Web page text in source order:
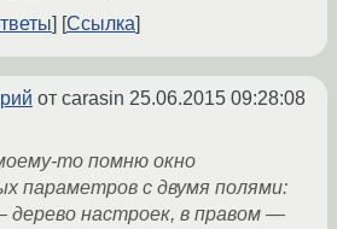
Ссылка
от carasin 25.06.2015 09:28:08
то помню окно
параметров с двумя полями:
дерево настроек, в правом —